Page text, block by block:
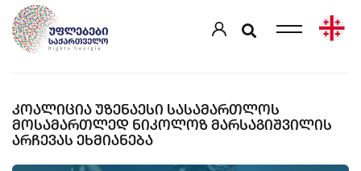
ᲙᲝᲐᲚᲘᲪᲘᲐ ᲣᲖᲔᲜᲐᲔᲡᲘ ᲡᲐᲡᲐᲛᲐᲠᲗᲚᲝᲡ
ᲛᲝᲡᲐᲛᲐᲠᲗᲚᲔᲓ ᲜᲘᲙᲝᲚᲝᲖ ᲛᲐᲠᲡᲐᲒᲘᲨᲕᲘᲚᲘᲡ
ᲐᲠᲩᲔᲕᲐᲡ ᲔᲮᲛᲘᲐᲜᲔᲑᲐ